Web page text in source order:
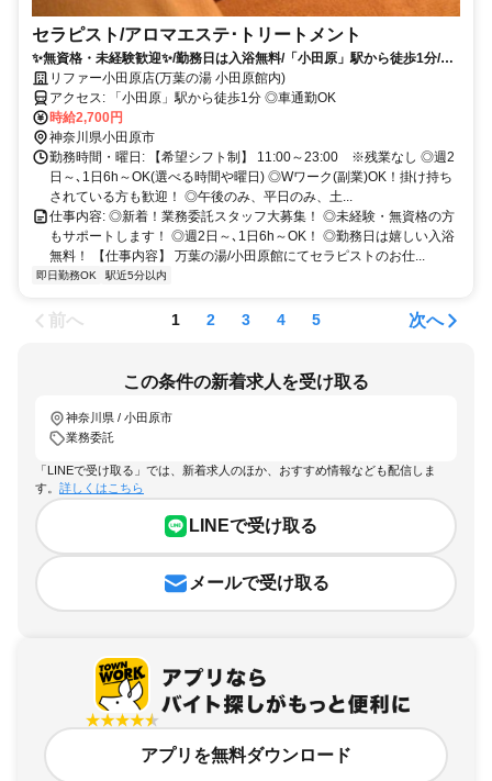
セラピスト/アロマエステ･トリートメント
✨無資格・未経験歓迎✨/勤務日は入浴無料/「小田原」駅から徒歩1分/平
日のみ・土日祝のみ・Wワーク・週払いOK
リファー小田原店(万葉の湯 小田原館内)
アクセス: 「小田原」駅から徒歩1分 ◎車通勤OK
時給2,700円
神奈川県小田原市
勤務時間・曜日: 【希望シフト制】 11:00～23:00 ※残業なし ◎週2
日～､1日6h～OK(選べる時間や曜日) ◎Wワーク(副業)OK！掛け持ち
されている方も歓迎！ ◎午後のみ、平日のみ、土...
仕事内容: ◎新着！業務委託スタッフ大募集！ ◎未経験・無資格の方
もサポートします！ ◎週2日～､1日6h～OK！ ◎勤務日は嬉しい入浴
無料！ 【仕事内容】 万葉の湯/小田原館にてセラピストのお仕...
即日勤務OK 駅近5分以内
前へ 1 2 3 4 5 次へ
この条件の新着求人を受け取る
神奈川県 / 小田原市
業務委託
「LINEで受け取る」では、新着求人のほか、おすすめ情報なども配信しま
す。 詳しくはこちら
LINEで受け取る
メールで受け取る
アプリを無料ダウンロード